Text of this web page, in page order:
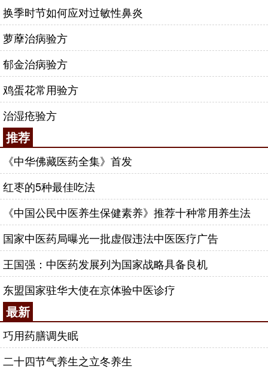
换季时节如何应对过敏性鼻炎
萝藦治病验方
郁金治病验方
鸡蛋花常用验方
治湿疮验方
推荐
《中华佛藏医药全集》首发
红枣的5种最佳吃法
《中国公民中医养生保健素养》推荐十种常用养生法
国家中医药局曝光一批虚假违法中医医疗广告
王国强：中医药发展列为国家战略具备良机
东盟国家驻华大使在京体验中医诊疗
最新
巧用药膳调失眠
二十四节气养生之立冬养生